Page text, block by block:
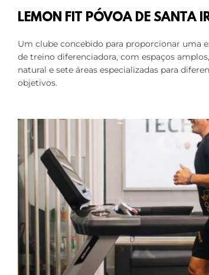
LEMON FIT PÓVOA DE SANTA
Um clube concebido para proporcionar uma
de treino diferenciadora, com espaços
natural e sete áreas especializadas para
objetivos.